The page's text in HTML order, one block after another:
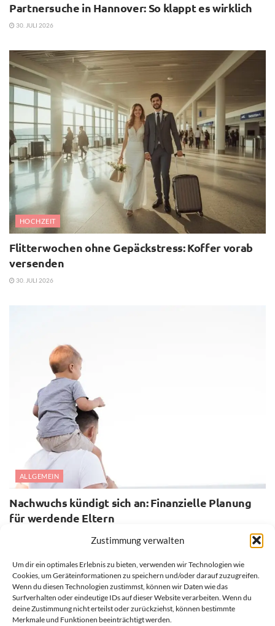
Zustimmung verwalten
Um dir ein optimales Erlebnis zu bieten, verwenden wir Technologien wie
Cookies, um Geräteinformationen zu speichern und/oder darauf zuzugreifen.
Wenn du diesen Technologien zustimmst, können wir Daten wie das
Surfverhalten oder eindeutige IDs auf dieser Website verarbeiten. Wenn du
deine Zustimmung nicht erteilst oder zurückziehst, können bestimmte
Merkmale und Funktionen beeinträchtigt werden.
Partnersuche in Hannover: So klappt es wirklich
30. JULI 2026
HOCHZEIT
Flitterwochen ohne Gepäckstress: Koffer vorab
versenden
30. JULI 2026
ALLGEMEIN
Nachwuchs kündigt sich an: Finanzielle Planung
für werdende Eltern